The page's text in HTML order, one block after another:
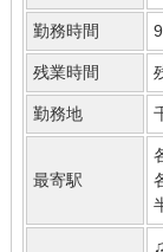
勤務時間
残業時間
勤務地
最寄駅